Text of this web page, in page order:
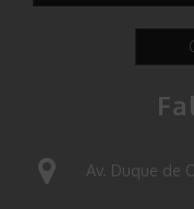
Av. Duque de